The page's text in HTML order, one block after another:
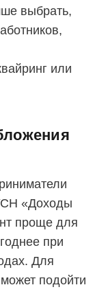
выбрать,
или
«Доходы
проще для
при
Для
подойти